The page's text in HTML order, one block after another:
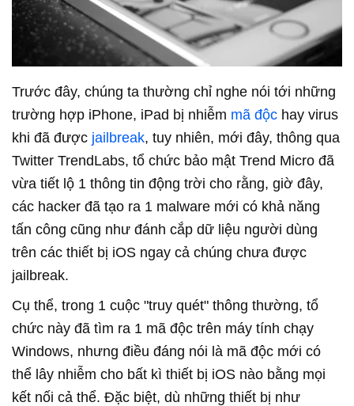
Trước đây, chúng ta thường chỉ nghe nói tới những
trường hợp iPhone, iPad bị nhiễm mã độc hay virus
khi đã được jailbreak, tuy nhiên, mới đây, thông qua
Twitter TrendLabs, tổ chức bảo mật Trend Micro đã
vừa tiết lộ 1 thông tin động trời cho rằng, giờ đây,
các hacker đã tạo ra 1 malware mới có khả năng
tấn công cũng như đánh cắp dữ liệu người dùng
trên các thiết bị iOS ngay cả chúng chưa được
jailbreak.
Cụ thể, trong 1 cuộc "truy quét" thông thường, tổ
chức này đã tìm ra 1 mã độc trên máy tính chạy
Windows, nhưng điều đáng nói là mã độc mới có
thể lây nhiễm cho bất kì thiết bị iOS nào bằng mọi
kết nối cả thể. Đặc biệt, dù những thiết bị như